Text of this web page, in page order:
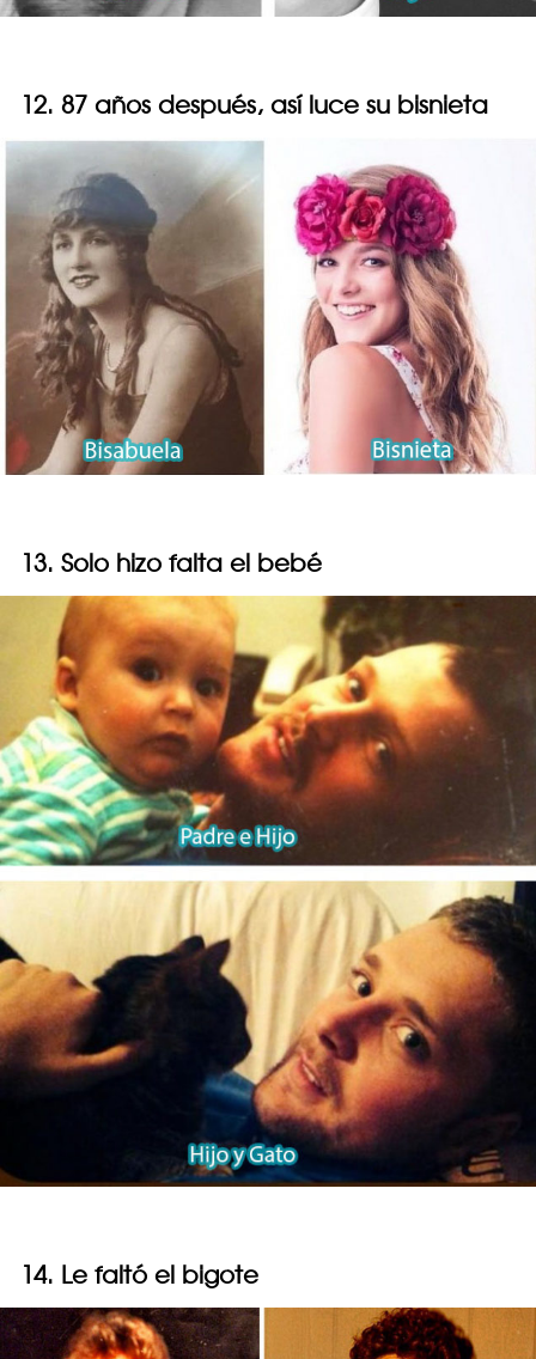
12. 87 años después, así luce su bisnieta
13. Solo hizo falta el bebé
14. Le faltó el bigote